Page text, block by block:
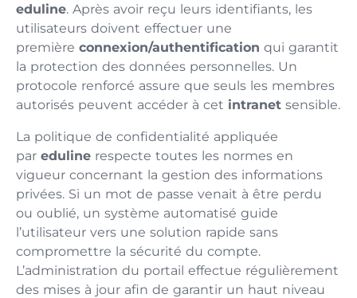
eduline. Après avoir reçu leurs identifiants, les
utilisateurs doivent effectuer une
première connexion/authentification qui garantit
la protection des données personnelles. Un
protocole renforcé assure que seuls les membres
autorisés peuvent accéder à cet intranet sensible.
La politique de confidentialité appliquée
par eduline respecte toutes les normes en
vigueur concernant la gestion des informations
privées. Si un mot de passe venait à être perdu
ou oublié, un système automatisé guide
l’utilisateur vers une solution rapide sans
compromettre la sécurité du compte.
L’administration du portail effectue régulièrement
des mises à jour afin de garantir un haut niveau